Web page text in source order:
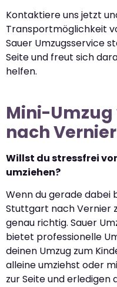
Kontaktiere uns jetzt
Transportmöglichkeit
Sauer Umzugsservice
Seite und freut sich
helfen.
Mini-
nach Vernier
Willst du stressfrei
umziehen?
Wenn du gerade dabei
Stuttgart nach Vernier
genau richtig. Sauer
bietet professionelle
deinen Umzug zum
alleine umziehst oder
zur Seite und erledigen